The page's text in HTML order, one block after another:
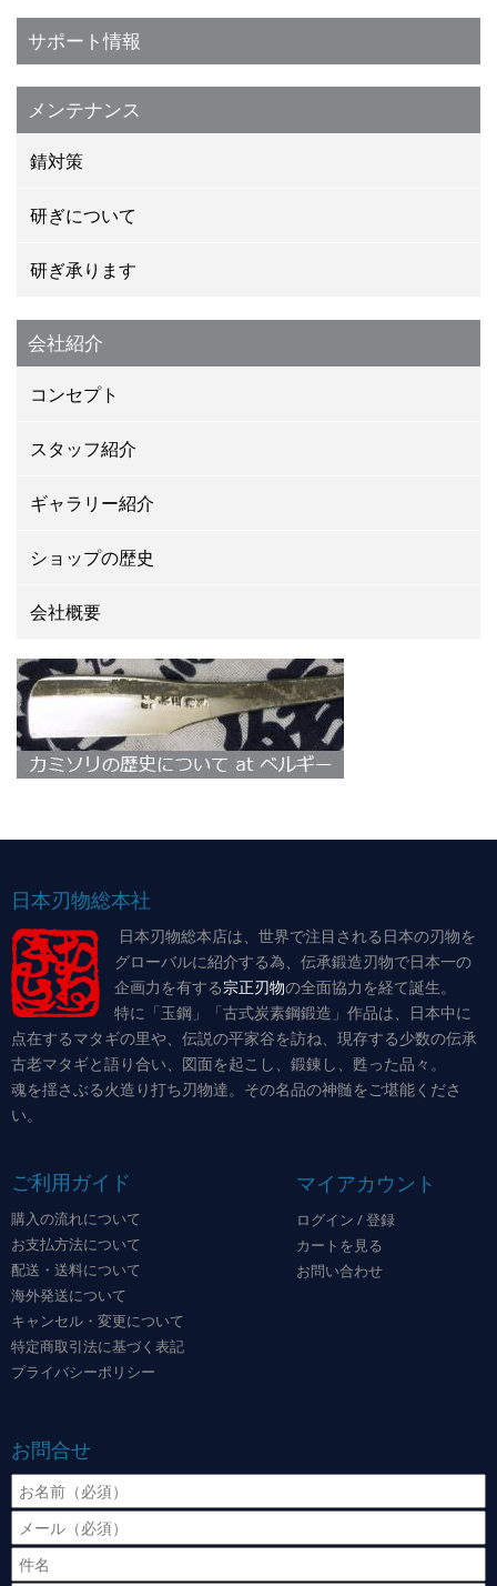
サポート情報
メンテナンス
錆対策
研ぎについて
研ぎ承ります
会社紹介
コンセプト
スタッフ紹介
ギャラリー紹介
ショップの歴史
会社概要
日本刃物総本社
日本刃物総本店は、世界で注目される日本の刃物を
グローバルに紹介する為、伝承鍛造刃物で日本一の
企画力を有する宗正刃物の全面協力を経て誕生。
特に「玉鋼」「古式炭素鋼鍛造」作品は、日本中に
点在するマタギの里や、伝説の平家谷を訪ね、現存する少数の伝承
古老マタギと語り合い、図面を起こし、鍛錬し、甦った品々。
魂を揺さぶる火造り打ち刃物達。その名品の神髄をご堪能くださ
い。
ご利用ガイド
購入の流れについて
お支払方法について
配送・送料について
海外発送について
キャンセル・変更について
特定商取引法に基づく表記
プライバシーポリシー
マイアカウント
ログイン / 登録
カートを見る
お問い合わせ
お問合せ